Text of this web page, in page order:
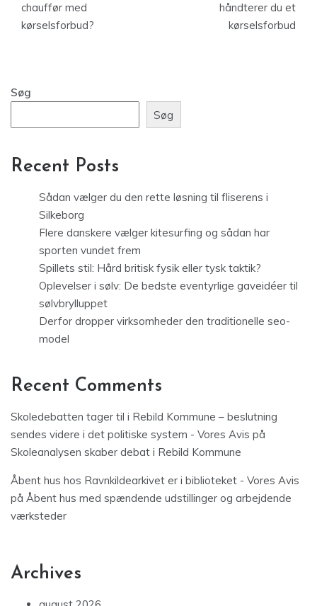
chauffør med
kørselsforbud?
håndterer du et
kørselsforbud
Søg
Søg
Recent Posts
Sådan vælger du den rette løsning til fliserens i
Silkeborg
Flere danskere vælger kitesurfing og sådan har
sporten vundet frem
Spillets stil: Hård britisk fysik eller tysk taktik?
Oplevelser i sølv: De bedste eventyrlige gaveidéer til
sølvbrylluppet
Derfor dropper virksomheder den traditionelle seo-
model
Recent Comments
Skoledebatten tager til i Rebild Kommune – beslutning
sendes videre i det politiske system - Vores Avis på
Skoleanalysen skaber debat i Rebild Kommune
Åbent hus hos Ravnkildearkivet er i biblioteket - Vores Avis
på Åbent hus med spændende udstillinger og arbejdende
værksteder
Archives